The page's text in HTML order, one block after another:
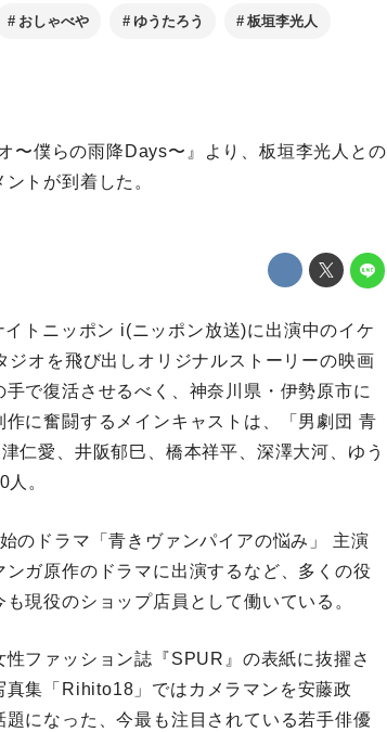
おしゃべや ゆうたろう 板垣李光人
〜僕らの雨降Days〜』より、板垣李光人との
トが到着した。
トニッポン i(ニッポン放送)に出演中のイケ
オを飛び出しオリジナルストーリーの映画
で復活させるべく、神奈川県・伊勢原市に
に奮闘するメインキャストは、「男劇団 青
仁愛、井阪郁巳、橋本祥平、深澤大河、ゆう
。
のドラマ「青きヴァンパイアの悩み」 主演
ガ原作のドラマに出演するなど、多くの役
現役のショップ店員として働いている。
ファッション誌『SPUR』の表紙に抜擢さ
集「Rihito18」ではカメラマンを安藤政
になった、今最も注目されている若手俳優